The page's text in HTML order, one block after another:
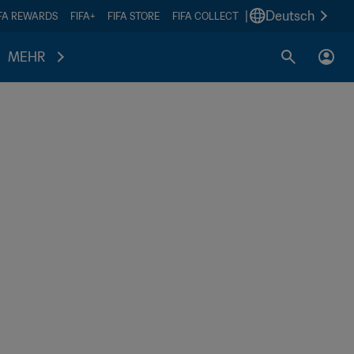
REWARDS FIFA+ FIFA STORE FIFA COLLECT Deutsch
MEHR